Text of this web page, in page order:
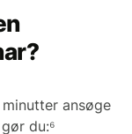
ansøge
du:⁶